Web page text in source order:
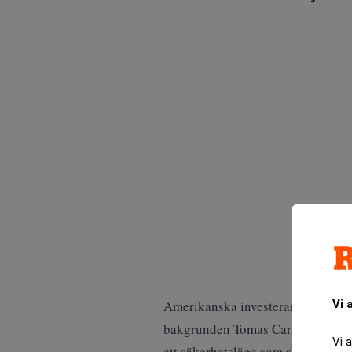
Vi
Vi
Amerikanska investerare har
bakgrunden Tomas Carlsson nu